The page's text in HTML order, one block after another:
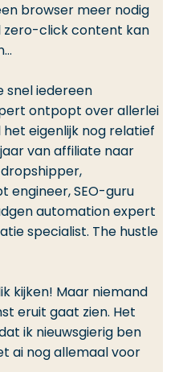
browser meer nodig
zero-click content kan
snel iedereen
ontpopt over allerlei
eigenlijk nog relatief
van affiliate naar
engineer, SEO-guru
automation expert
specialist. The hustle
kijken! Maar niemand
eruit gaat zien. Het
ik nieuwsgierig ben
ai nog allemaal voor